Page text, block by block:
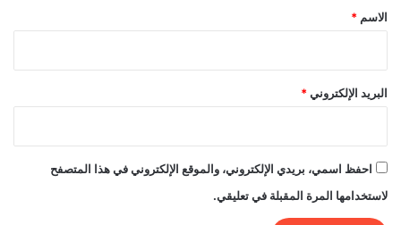
*
الاسم *
البريد الإلكتروني *
احفظ اسمي، بريدي الإلكتروني، والموقع الإلكتروني في هذا المتصفح
لاستخدامها المرة المقبلة في تعليقي.